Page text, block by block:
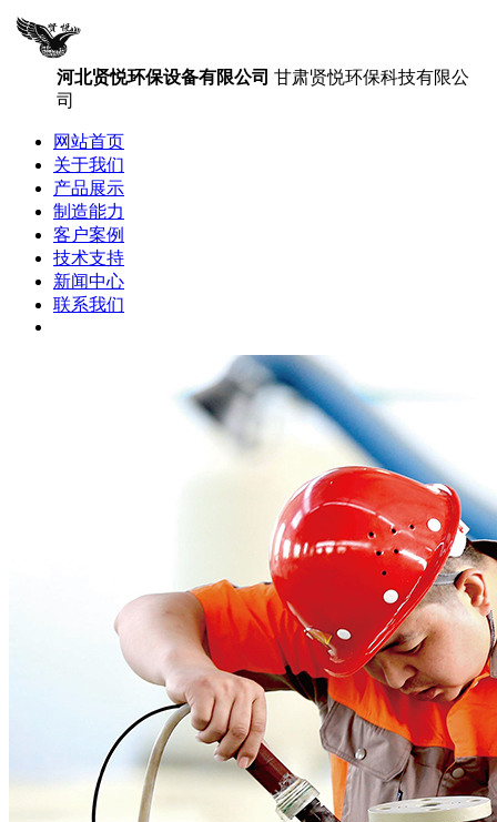
河北贤悦环保设备有限公司 甘肃贤悦环保科技有限公
司
网站首页
关于我们
产品展示
制造能力
客户案例
技术支持
新闻中心
联系我们